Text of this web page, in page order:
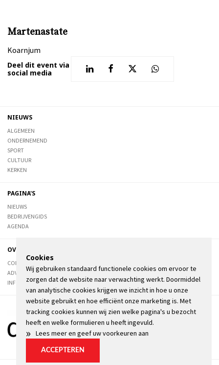
Martenastate
Koarnjum
Deel dit event via
social media
NIEUWS
ALGEMEEN
ONDERNEMEND
SPORT
CULTUUR
KERKEN
PAGINA'S
NIEUWS
BEDRIJVENGIDS
AGENDA
OVER DE STIENSER
CONTACT
ADVERTEREN
INFORMATIE
Cookies
Wij gebruiken standaard functionele cookies om ervoor te
zorgen dat de website naar verwachting werkt. Doormiddel
van analytische cookies krijgen we inzicht in hoe u onze
website gebruikt en hoe efficiënt onze marketing is. Met
tracking cookies kunnen wij zien welke pagina's u bezocht
heeft en welke formulieren u heeft ingevuld.
» Lees meer en geef uw voorkeuren aan
ACCEPTEREN